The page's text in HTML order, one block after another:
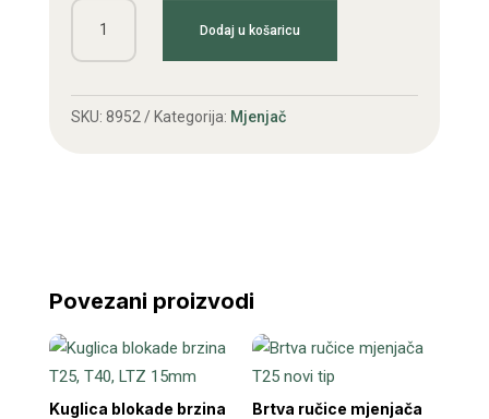
Zupčanik
22/22z
reverzera
Dodaj u košaricu
SKU: 8952 Kategorija: Mjenjač
Povezani proizvodi
Kuglica blokade brzina
Brtva ručice mjenjača